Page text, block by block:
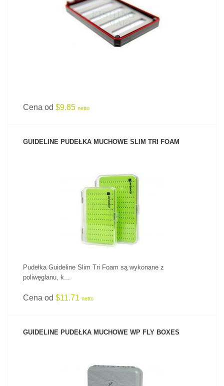
ZOBACZ PRODUKT
Cena od $9.85 netto
GUIDELINE PUDEŁKA MUCHOWE SLIM TRI FOAM
ZOBACZ PRODUKT
Pudełka Guideline Slim Tri Foam są wykonane z
poliwęglanu, k...
Cena od $11.71 netto
GUIDELINE PUDEŁKA MUCHOWE WP FLY BOXES
ZOBACZ PRODUKT